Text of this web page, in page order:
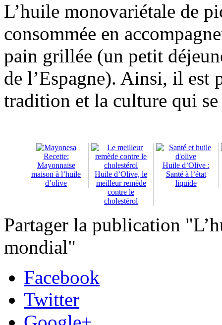
L’huile monovariétale de
consommée en
pain grillée (un petit
de l’Espagne). Ainsi, il est
tradition et la culture qui
Recette:
Mayonnaise
maison à l’huile
d’olive
Huile d’Olive, le
meilleur remède
contre le
cholestérol
Huile d’Olive :
Santé à l’état
liquide
Partager la publication
mondial"
Facebook
Twitter